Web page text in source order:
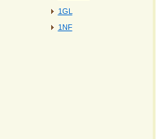
1GL
1NF